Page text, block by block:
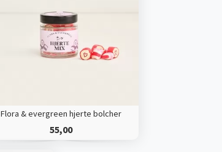
Flora & evergreen hjerte bolcher
55,00